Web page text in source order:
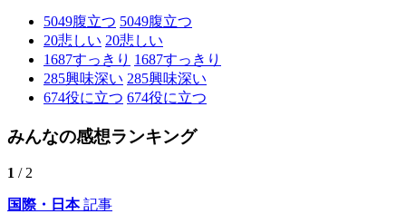
5049腹立つ 5049腹立つ
20悲しい 20悲しい
1687すっきり 1687すっきり
285興味深い 285興味深い
674役に立つ 674役に立つ
みんなの感想ランキング
1 / 2
国際・日本記事